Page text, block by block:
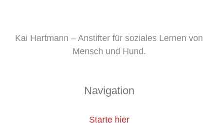
Kai Hartmann – Anstifter für soziales Lernen von
Mensch und Hund.
Navigation
Starte hier